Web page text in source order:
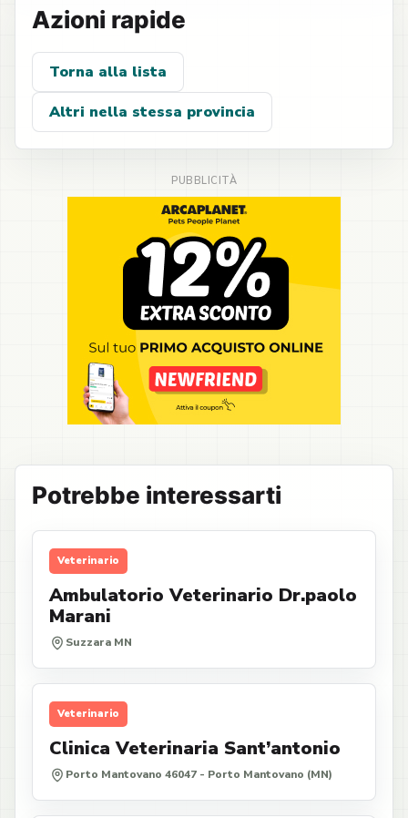
Azioni rapide
Torna alla lista
Altri nella stessa provincia
Potrebbe interessarti
Veterinario
Ambulatorio Veterinario Dr.paolo
Marani
Suzzara MN
Veterinario
Clinica Veterinaria Sant’antonio
Porto Mantovano 46047 - Porto Mantovano (MN)